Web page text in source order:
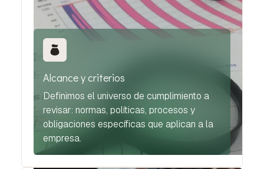
Alcance y criterios
Definimos el universo de cumplimiento a
revisar: normas, políticas, procesos y
obligaciones específicas que aplican a la
empresa.